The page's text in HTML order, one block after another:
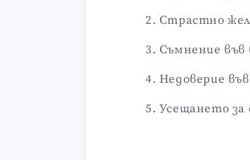
Страстно
Съмнение във
Недоверие
Усещането за